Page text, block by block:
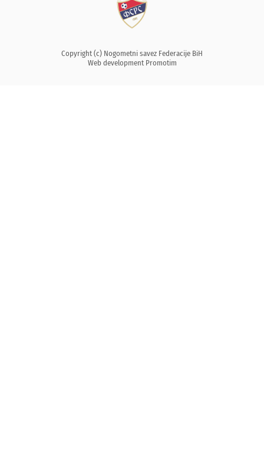
Copyright (c) Nogometni savez Federacije BiH
Web development Promotim